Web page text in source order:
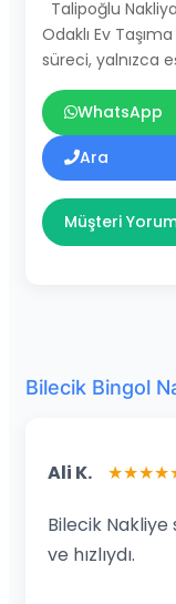
Talipoğlu
Odaklı Ev
süreci, yalnızca
WhatsApp
Ara
Müşteri
Bilecik Bingol
Ali K.
Bilecik
ve hızlıydı.